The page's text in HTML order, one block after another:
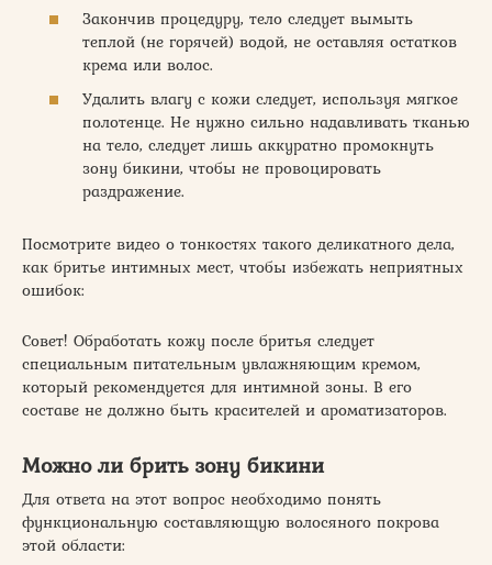
Закончив процедуру, тело следует вымыть
теплой (не горячей) водой, не оставляя остатков
крема или волос.
Удалить влагу с кожи следует, используя мягкое
полотенце. Не нужно сильно надавливать тканью
на тело, следует лишь аккуратно промокнуть
зону бикини, чтобы не провоцировать
раздражение.
Посмотрите видео о тонкостях такого деликатного дела,
как бритье интимных мест, чтобы избежать неприятных
ошибок:
Совет! Обработать кожу после бритья следует
специальным питательным увлажняющим кремом,
который рекомендуется для интимной зоны. В его
составе не должно быть красителей и ароматизаторов.
Можно ли брить зону бикини
Для ответа на этот вопрос необходимо понять
функциональную составляющую волосяного покрова
этой области: